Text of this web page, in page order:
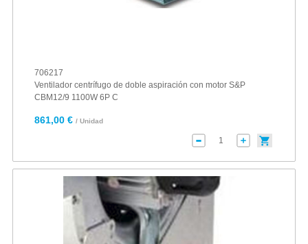
706217
Ventilador centrífugo de doble aspiración con motor S&P
CBM12/9 1100W 6P C
861,00 € / Unidad